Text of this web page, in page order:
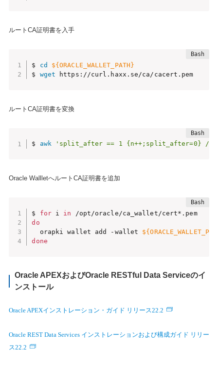
ルートCA証明書を入手
$ cd
${ORACLE_WALLET_PATH}
$ wget https://curl.haxx.se/ca/cacert.pem
ルートCA証明書を変換
$ awk 'split_after == 1 {n++;split_after=0}
Oracle WallletへルートCA証明書を追加
$ for i in
/opt/oracle/ca_wallet/cert*.pem
do
  orapki wallet add -wallet
done
Oracle APEXおよびOracle RESTful Data Serviceのイ
ンストール
Oracle APEXインストレーション・ガイド リリース22.2
Oracle REST Data Services インストレーションおよび構成ガイド リリー
ス22.2